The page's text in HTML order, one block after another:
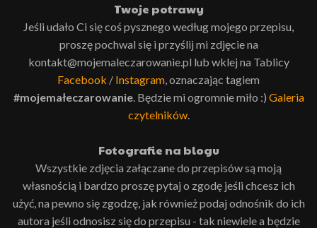
Twoje potrawy
Jeśli udało Ci się coś pysznego według mojego przepisu,
proszę pochwal się i przyślij mi zdjęcie na
kontakt@mojemaleczarowanie.pl lub wklej na Tablicy
Facebook / Instagram, oznaczając tagiem
#mojemałeczarowanie. Będzie mi ogromnie miło :) Galeria
czytelników.
Fotografie na blogu
Wszystkie zdjęcia załączane do przepisów są moją
własnością i bardzo proszę pytaj o zgodę jeśli chcesz ich
użyć, na pewno się zgodzę, jak również podaj odnośnik do ich
autora jeśli odnosisz się do przepisu - tak niewiele a będzie